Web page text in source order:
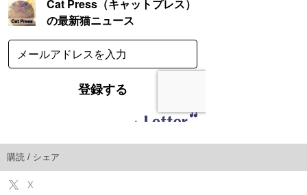
購読 / シェア
X